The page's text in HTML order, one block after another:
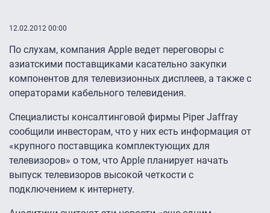
12.02.2012 00:00
По слухам, компания Apple ведет переговоры с
азиатскими поставщиками касательно закупки
компонентов для телевизионных дисплеев, а также с
операторами кабельного телевидения.
Специалисты консалтинговой фирмы Piper Jaffray
сообщили инвесторам, что у них есть информация от
«крупного поставщика комплектующих для
телевизоров» о том, что Apple планирует начать
выпуск телевизоров высокой четкости с
подключением к интернету.